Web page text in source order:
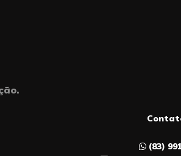
(83)